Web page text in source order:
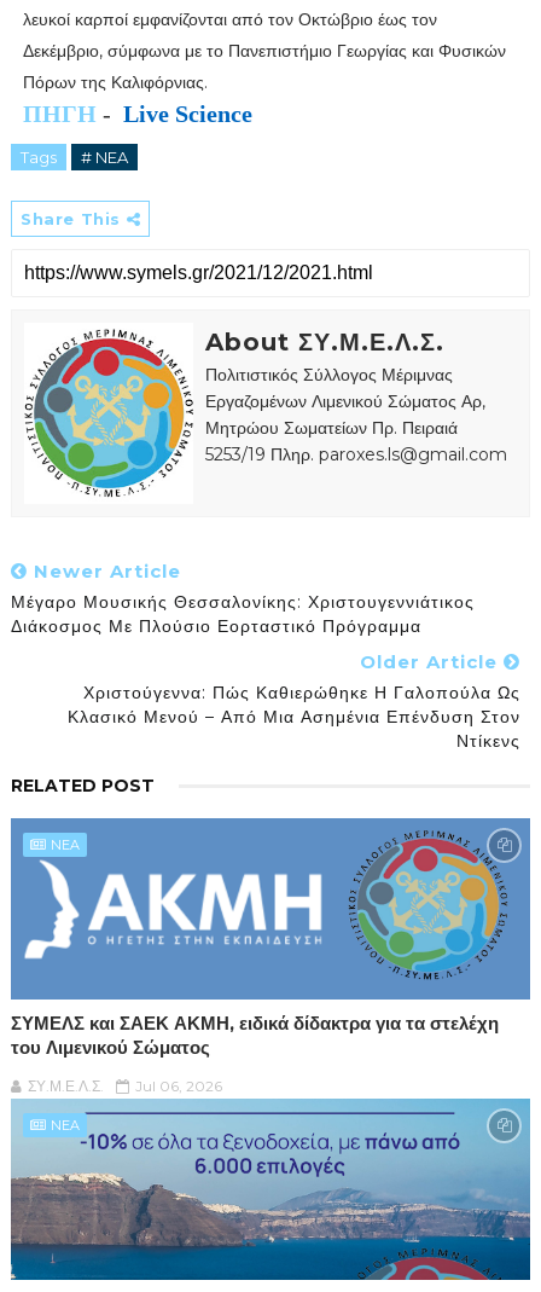
λευκοί καρποί εμφανίζονται από τον Οκτώβριο έως τον
Δεκέμβριο, σύμφωνα με το Πανεπιστήμιο Γεωργίας και Φυσικών
Πόρων της Καλιφόρνιας.
ΠΗΓΗ - Live Science
Tags # NEA
Share This
About ΣΥ.Μ.Ε.Λ.Σ.
Πολιτιστικός Σύλλογος Μέριμνας
Εργαζομένων Λιμενικού Σώματος Αρ,
Μητρώου Σωματείων Πρ. Πειραιά
5253/19 Πληρ. paroxes.ls@gmail.com
Newer Article
Μέγαρο Μουσικής Θεσσαλονίκης: Χριστουγεννιάτικος
Διάκοσμος Με Πλούσιο Εορταστικό Πρόγραμμα
Older Article
Χριστούγεννα: Πώς Καθιερώθηκε Η Γαλοπούλα Ως
Κλασικό Μενού – Από Μια Ασημένια Επένδυση Στον
Ντίκενς
RELATED POST
NEA
ΣΥΜΕΛΣ και ΣΑΕΚ ΑΚΜΗ, ειδικά δίδακτρα για τα στελέχη
του Λιμενικού Σώματος
ΣΥ.Μ.Ε.Λ.Σ. Jul 06, 2026
NEA